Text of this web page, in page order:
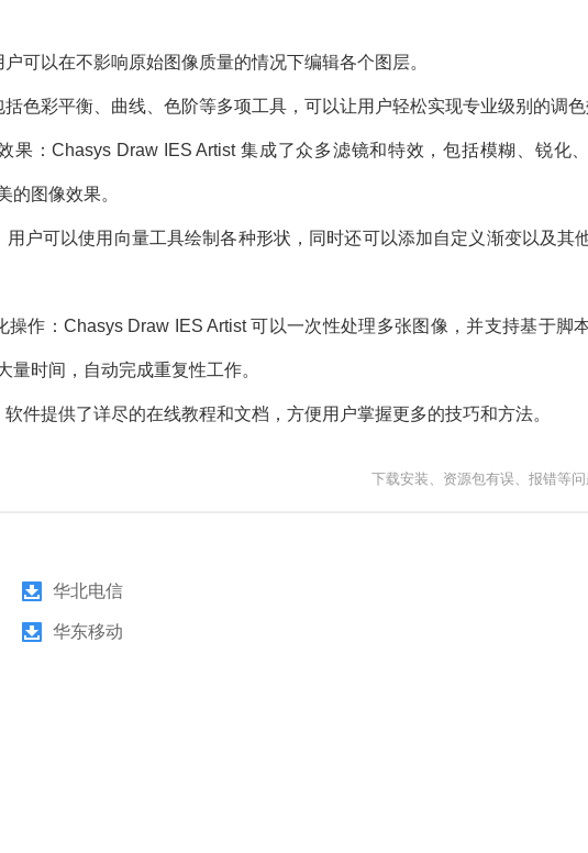
可以在不影响原始图像质量的情况下编辑各个图层。
色彩平衡、曲线、色阶等多项工具，可以让用户轻松实现专业级别的调色
果：Chasys Draw IES Artist 集成了众多滤镜和特效，包括模糊、锐化
的图像效果。
户可以使用向量工具绘制各种形状，同时还可以添加自定义渐变以及其
操作：Chasys Draw IES Artist 可以一次性处理多张图像，并支持基于脚
量时间，自动完成重复性工作。
件提供了详尽的在线教程和文档，方便用户掌握更多的技巧和方法。
下载安装、资源包有误、报错等
华北电信
华东移动